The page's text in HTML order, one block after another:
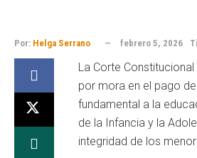
Por: Helga Serrano febrero 5, 2026
La Corte
por mora en el pago
fundamental a la
de la Infancia y la
integridad de los